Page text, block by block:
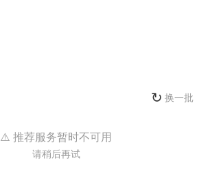
↻ 换一批
⚠️ 推荐服务暂时不可用
请稍后再试